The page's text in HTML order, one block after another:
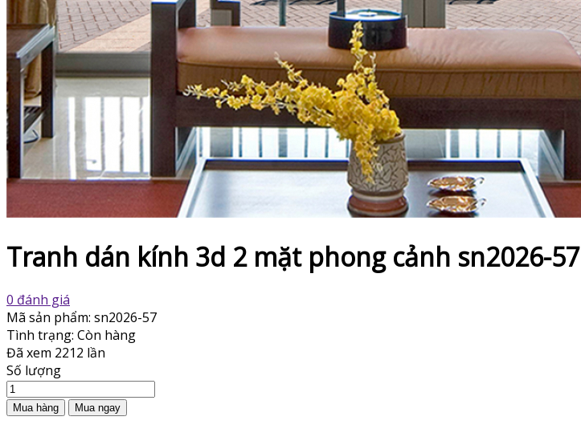
Tranh dán kính 3d 2 mặt phong cảnh sn2026-57
0 đánh giá
Mã sản phẩm: sn2026-57
Tình trạng: Còn hàng
Đã xem 2212 lần
Số lượng